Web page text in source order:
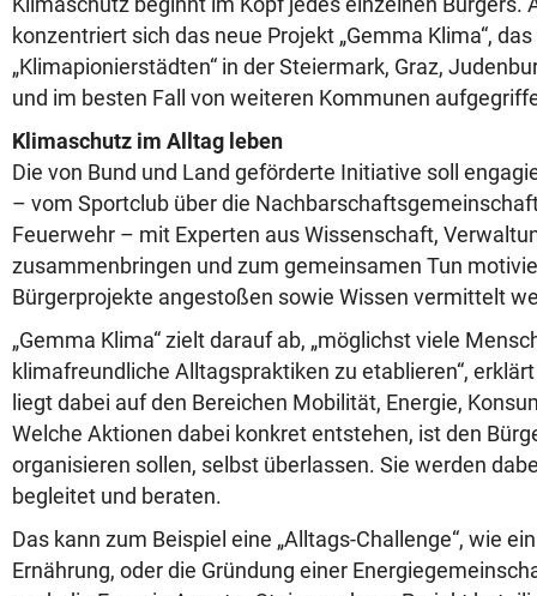
konzentriert sich das neue Projekt „Gemma Klima“,
„Klimapionierstädten“ in der Steiermark, Graz,
und im besten Fall von weiteren Kommunen
Klimaschutz im Alltag leben
Die von Bund und Land geförderte Initiative soll
– vom Sportclub über die
Feuerwehr – mit Experten aus Wissenschaft,
zusammenbringen und zum gemeinsamen Tun
Bürgerprojekte angestoßen sowie Wissen vermittelt
„Gemma Klima“ zielt darauf ab, „möglichst viele
klimafreundliche Alltagspraktiken zu etablieren“,
liegt dabei auf den Bereichen Mobilität, Energie,
Welche Aktionen dabei konkret entstehen, ist den
organisieren sollen, selbst überlassen. Sie werden
begleitet und beraten.
Das kann zum Beispiel eine „Alltags-Challenge“, wie
Ernährung, oder die Gründung einer